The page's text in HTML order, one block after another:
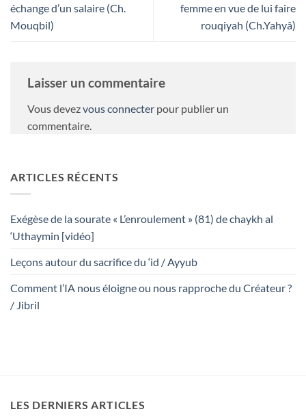
échange d’un salaire (Ch.
Mouqbil)
femme en vue de lui faire
rouqiyah (Ch.Yahyâ)
Laisser un commentaire
Vous devezvous connecter pour publier un
commentaire.
ARTICLES RÉCENTS
Exégèse de la sourate « L’enroulement » (81) de chaykh al
‘Uthaymin [vidéo]
Leçons autour du sacrifice du ‘id / Ayyub
Comment l’IA nous éloigne ou nous rapproche du Créateur ?
/ Jibril
LES DERNIERS ARTICLES